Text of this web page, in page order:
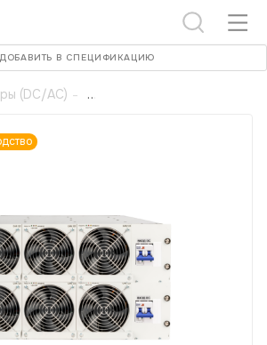
(DC/AC) -
ДОБАВИТЬ В СПЕЦИФИКАЦИЮ